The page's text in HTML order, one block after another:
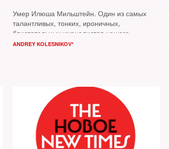
Умер Илюша Мильштейн. Один из самых
талантливых, тонких, ироничных,
блистательных журналистов нашего
поколения
ANDREY KOLESNIKOV*